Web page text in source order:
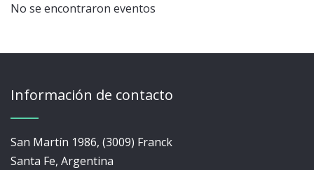
No se encontraron eventos
Información de contacto
San Martín 1986, (3009) Franck
Santa Fe, Argentina